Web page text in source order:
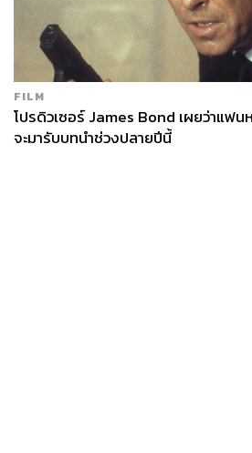
FILM
โปรดิวเซอร์ James Bond เผยว่าแฟน
จะมารับบทนำช่วงปลายปีนี้